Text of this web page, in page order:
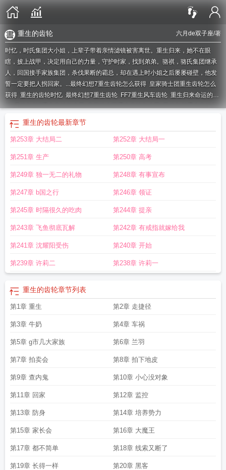
六月de双子座/著
重生的齿轮
时忆，时氏集团大小姐，上辈子带着亲情滤镜被害离世。重生归来，她不在眼
瞎，披上战甲，决定用自己的力量，守护时家，找到弟弟。骆祺，骆氏集团继承
人，回国接手家族集团，杀伐果断的霸总，却在遇上时小姐之后屡屡碰壁，他发
誓一定要把人拐回家。...最终幻想7重生齿轮怎么获得 皇家骑士团重生齿轮怎么
获得 重生的齿轮时忆 最终幻想7重生齿轮 FF7重生风车齿轮 重生归来命运的齿
轮最终幻想7重生齿轮怎么用皇家骑士团重生齿轮怎么用最终幻想重生齿轮怎
重生齿轮加工厂的 哈利波特重生之时间齿轮
荐 重生牙齿研究的怎么样了
重生的齿轮最新章节
第253章 大结局二 第252章 大结局一
第251章 生产 第250章 高考
第249章 独一无二的礼物 第248章 有事宣布
第247章 b国之行 第246章 领证
第245章 时隔很久的吃肉 第244章 提亲
第243章 飞鱼彻底瓦解 第242章 有戒指就嫁给我
第241章 沈耀阳受伤 第240章 开始
第239章 许莉二 第238章 许莉一
重生的齿轮章节列表
第1章 重生 第2章 走捷径
第3章 牛奶 第4章 车祸
第5章 g市几大家族 第6章 兰羽
第7章 拍卖会 第8章 拍下地皮
第9章 查内鬼 第10章 小心没对象
第11章 回家 第12章 监控
第13章 防身 第14章 培养势力
第15章 家长会 第16章 大魔王
第17章 都不简单 第18章 线索又断了
第19章 长得一样 第20章 黑客